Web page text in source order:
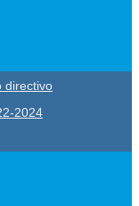
directivo
2024